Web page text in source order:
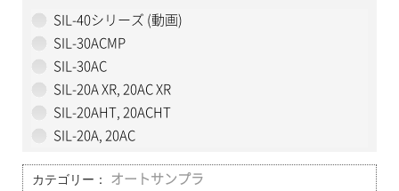
SIL-40シリーズ (動画)
SIL-30ACMP
SIL-30AC
SIL-20A XR, 20AC XR
SIL-20AHT, 20ACHT
SIL-20A, 20AC
カテゴリー： オートサンプラ